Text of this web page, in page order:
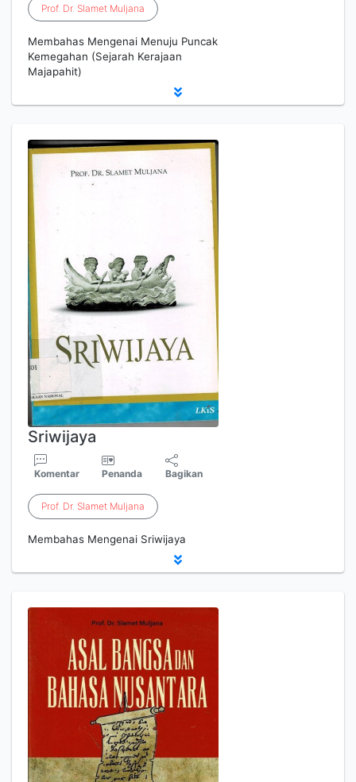
Prof. Dr. Slamet Muljana
Membahas Mengenai Menuju Puncak
Kemegahan (Sejarah Kerajaan
Majapahit)
Sriwijaya
Komentar Penanda Bagikan
Prof. Dr. Slamet Muljana
Membahas Mengenai Sriwijaya